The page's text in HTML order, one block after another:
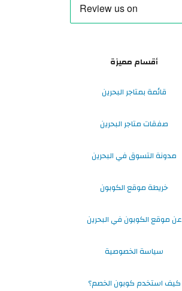
أقسام مميزة
قائمة بمتاجر البحرين
صفقات متاجر البحرين
مدونة التسوق في البحرين
خريطة موقع الكوبون
عن موقع الكوبون في البحرين
سياسة الخصوصية
كيف استخدم كوبون الخصم؟